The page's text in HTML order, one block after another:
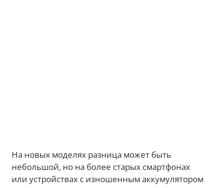
На новых моделях разница может быть
небольшой, но на более старых смартфонах
или устройствах с изношенным аккумулятором